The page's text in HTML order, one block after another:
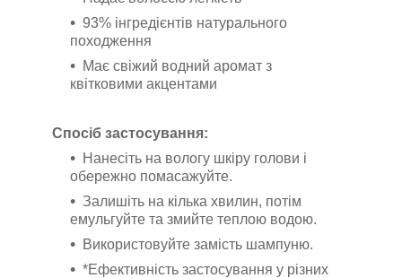
93% інгредієнтів натурального
походження
Має свіжий водний аромат з
квітковими акцентами
Спосіб застосування:
Нанесіть на вологу шкіру голови і
обережно помасажуйте.
Залишіть на кілька хвилин, потім
емульгуйте та змийте теплою водою.
Використовуйте замість шампуню.
*Ефективність застосування у різних